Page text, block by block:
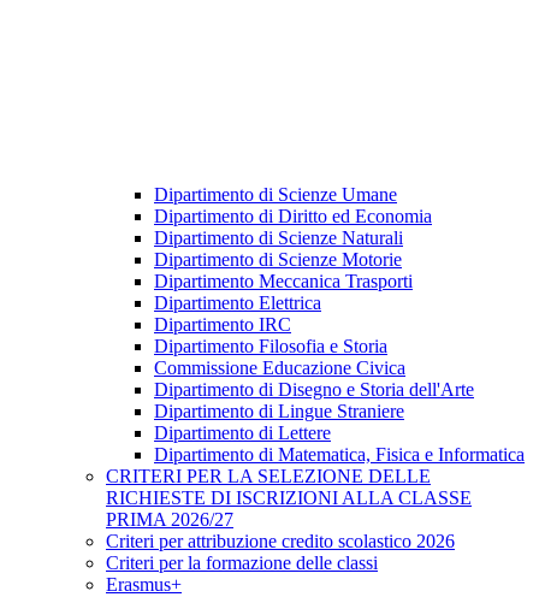
Dipartimento di Scienze Umane
Dipartimento di Diritto ed Economia
Dipartimento di Scienze Naturali
Dipartimento di Scienze Motorie
Dipartimento Meccanica Trasporti
Dipartimento Elettrica
Dipartimento IRC
Dipartimento Filosofia e Storia
Commissione Educazione Civica
Dipartimento di Disegno e Storia dell'Arte
Dipartimento di Lingue Straniere
Dipartimento di Lettere
Dipartimento di Matematica, Fisica e Informatica
CRITERI PER LA SELEZIONE DELLE
RICHIESTE DI ISCRIZIONI ALLA CLASSE
PRIMA 2026/27
Criteri per attribuzione credito scolastico 2026
Criteri per la formazione delle classi
Erasmus+